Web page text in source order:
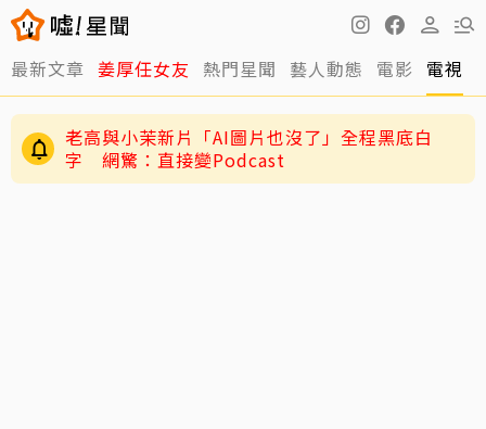
最新文章 姜厚任女友 熱門星聞 藝人動態 電影 電視
老高與小茉新片「AI圖片也沒了」全程黑底白
字 網驚：直接變Podcast